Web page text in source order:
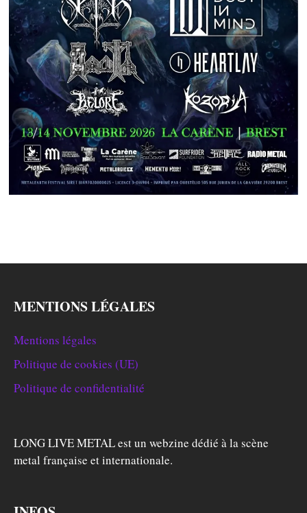
MENTIONS LÉGALES
Mentions légales
Politique de cookies (UE)
Politique de confidentialité
LONG LIVE METAL est un webzine dédié à la scène
metal française et internationale.